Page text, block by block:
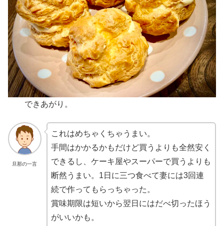
できあがり。
旦那の一言
これはめちゃくちゃうまい。
手間はかかるかもだけど買うよりも全然安く
できるし、ケーキ屋やスーパーで買うよりも
断然うまい。1日に三つ食べて妻には3回連
続で作ってもらっちゃった。
賞味期限は短いから翌日にはだべ切ったほう
がいいかも。